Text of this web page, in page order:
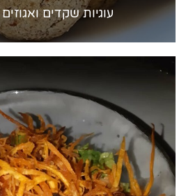
עוגיות שקדים